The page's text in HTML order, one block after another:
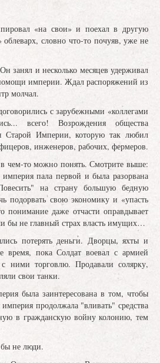
«на свои» и поехал в другую
словно что-то почуяв, уже не
занял и несколько месяцев удерживал
империи. Ждал распоряжений из
молчал.
с зарубежными «коллегами
всего! Возрождения общества
Старой Империи, которую так любил
инженеров, рабочих, фермеров.
чем-то можно понять. Смотрите выше:
пала первой и была разорвана
на страну большую бедную
подорвать свою экономику и «упасть
понимание даже отчасти оправдывает
бы не главный страх власть имущих…
потерять деньги. Дворцы, яхты и
время, пока Солдат воевал с армией
ними торговлю. Продавали солярку,
свои танки.
была заинтересована в том, чтобы
продолжала "вливать" средства
в гражданскую войну колонию, тем
не люди.